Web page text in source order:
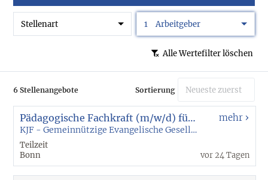
Stellenart 1 Arbeitgeber
Alle Wertefilter löschen
6 Stellenangebote Sortierung
Pädagogische Fachkraft (m/w/d) für Sprachförderung
KJF - Gemeinnützige Evangelische Gesellschaft für Kind, Jugend und Familie mbH
Teilzeit
Bonn
mehr
vor 24 Tagen